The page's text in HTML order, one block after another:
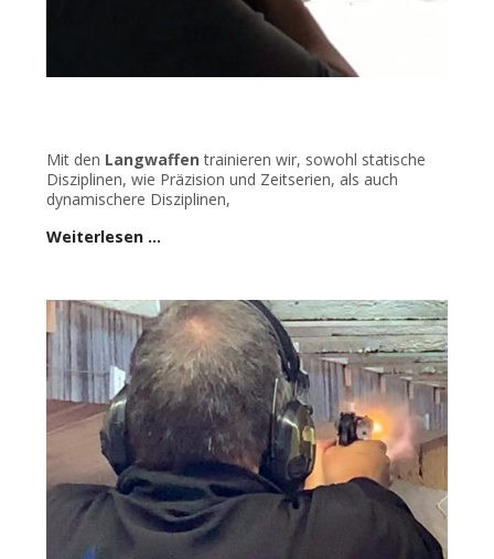
Mit den Langwaffen trainieren wir, sowohl statische
Disziplinen, wie Präzision und Zeitserien, als auch
dynamischere Disziplinen,
Weiterlesen …